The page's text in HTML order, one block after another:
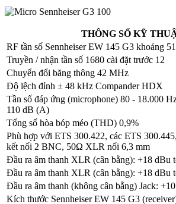
THÔNG SỐ KỸ
RF tần số Sennheiser EW 145 G3 khoảng
Truyền / nhận tần số 1680 cài đặt trước 12
Chuyển đổi băng thông 42 MHz
Độ lệch đỉnh ± 48 kHz Compander HDX
Tần số đáp ứng (microphone) 80 - 18.000
110 dB (A)
Tổng số hòa bóp méo (THD) 0,9%
Phù hợp với ETS 300.422, các ETS
kết nối 2 BNC, 50Ω XLR nối 6,3 mm
Đầu ra âm thanh XLR (cân bằng): +18 dBu
Đầu ra âm thanh XLR (cân bằng): +18 dBu
Đầu ra âm thanh (không cân bằng) Jack:
Kích thước Sennheiser EW 145 G3